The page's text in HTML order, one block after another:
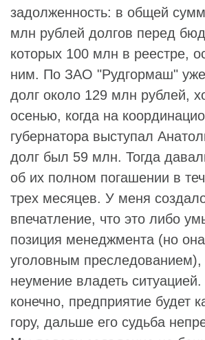
задолженность: в общей
млн рублей долгов перед
которых 100 млн в реестре,
ним. По ЗАО "Рудгормаш" уже
долг около 129 млн рублей,
осенью, когда на
губернатора выступал
долг был 59 млн. Тогда
об их полном погашении в
трех месяцев. У меня
впечатление, что это либо
позиция менеджмента (но
уголовным преследованием),
неумение владеть ситуацией.
конечно, предприятие будет
гору, дальше его судьба